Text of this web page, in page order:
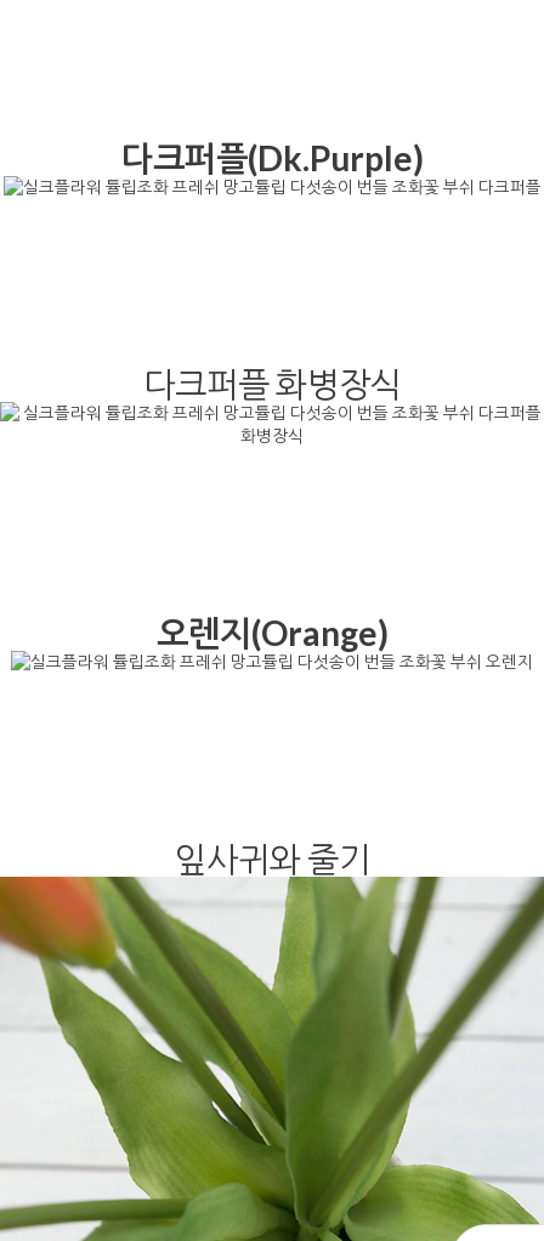
다크퍼플(Dk.Purple)
다크퍼플 화병장식
오렌지(Orange)
잎사귀와 줄기